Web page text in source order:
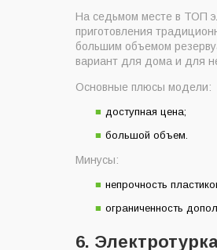
На седьмом месте в ТОП
приготовления
большим объемом
вариант для дома и для
Основные плюсы модели:
доступная цена;
большой объем.
Минусы:
непрочность
ограниченность
6.